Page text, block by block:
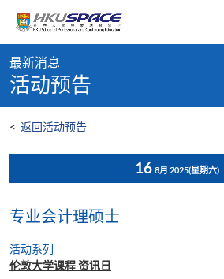
content
content
start
最新消息
活动预告
< 返回活动预告
16 8月 2025(星期六)
专业会计理硕士
活动系列
伦敦大学课程 资讯日